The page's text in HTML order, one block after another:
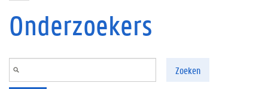
Onderzoekers
Zoeken